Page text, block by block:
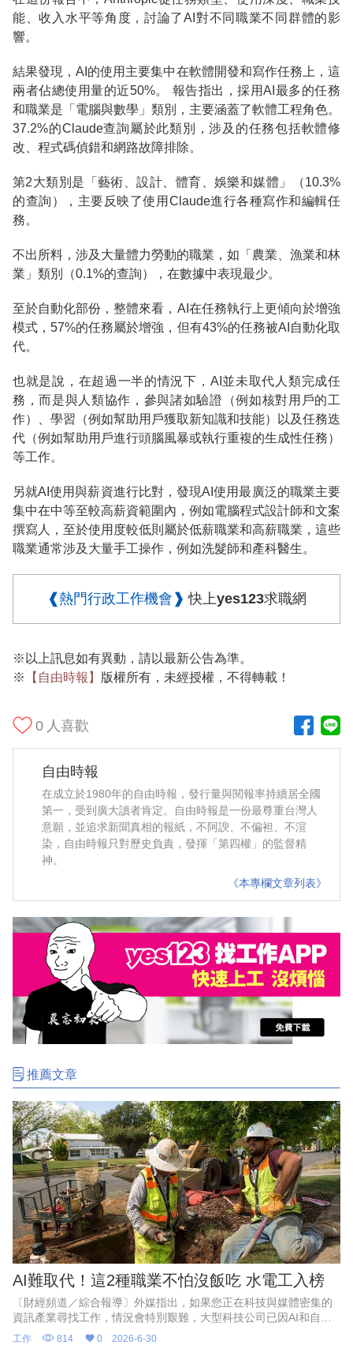
能、收入水平等角度，討論了AI對不同職業不同群體的影
響。
結果發現，AI的使用主要集中在軟體開發和寫作任務上，這
兩者佔總使用量的近50%。 報告指出，採用AI最多的任務
和職業是「電腦與數學」類別，主要涵蓋了軟體工程角色。
37.2%的Claude查詢屬於此類別，涉及的任務包括軟體修
改、程式碼偵錯和網路故障排除。
第2大類別是「藝術、設計、體育、娛樂和媒體」（10.3%
的查詢），主要反映了使用Claude進行各種寫作和編輯任
務。
不出所料，涉及大量體力勞動的職業，如「農業、漁業和林
業」類別（0.1%的查詢），在數據中表現最少。
至於自動化部份，整體來看，AI在任務執行上更傾向於增強
模式，57%的任務屬於增強，但有43%的任務被AI自動化取
代。
也就是說，在超過一半的情況下，AI並未取代人類完成任
務，而是與人類協作，參與諸如驗證（例如核對用戶的工
作）、學習（例如幫助用戶獲取新知識和技能）以及任務迭
代（例如幫助用戶進行頭腦風暴或執行重複的生成性任務）
等工作。
另就AI使用與薪資進行比對，發現AI使用最廣泛的職業主要
集中在中等至較高薪資範圍內，例如電腦程式設計師和文案
撰寫人，至於使用度較低則屬於低薪職業和高薪職業，這些
職業通常涉及大量手工操作，例如洗髮師和產科醫生。
❰熱門行政工作機會❱ 快上yes123求職網
※以上訊息如有異動，請以最新公告為準。
※
【自由時報】 版權所有，未經授權，不得轉載！
0 人喜歡
自由時報
在成立於1980年的自由時報，發行量與閱報率持續居全國
第一，受到廣大讀者肯定。自由時報是一份最尊重台灣人
意願，並追求新聞真相的報紙，不阿諛、不偏袒、不渲
染，自由時報只對歷史負責，發揮「第四權」的監督精
神。
《本專欄文章列表》
推薦文章
AI難取代！這2種職業不怕沒飯吃 水電工入榜
〔財經頻道／綜合報導〕外媒指出，如果您正在科技與媒體密集的
資訊產業尋找工作，情況會特別艱難，大型科技公司已因AI和自動
化而裁員。對經濟週期更具韌性產業則比較有保障，包括醫療保健
工作 814 0 2026-6-30